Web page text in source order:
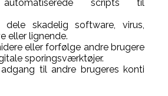
scripts til
skadelig software, virus,
eller lignende.
eller forfølge andre brugere
sporingsværktøjer.
til andre brugeres konti